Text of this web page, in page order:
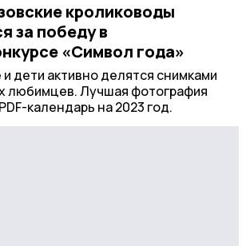
кролиководы
за победу в
«Символ года»
дети активно делятся снимками
любимцев. Лучшая фотография
календарь на 2023 год.